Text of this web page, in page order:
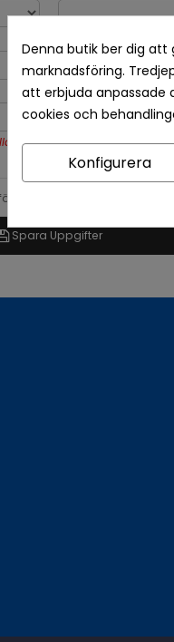
i.
fakturan.
Spara Uppgifter
Denna butik ber dig att
marknadsföring.
att erbjuda anpassade
cookies och
Konfigurera